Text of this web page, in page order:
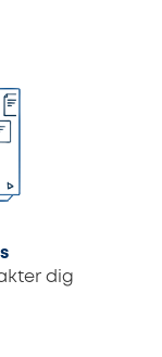
dig